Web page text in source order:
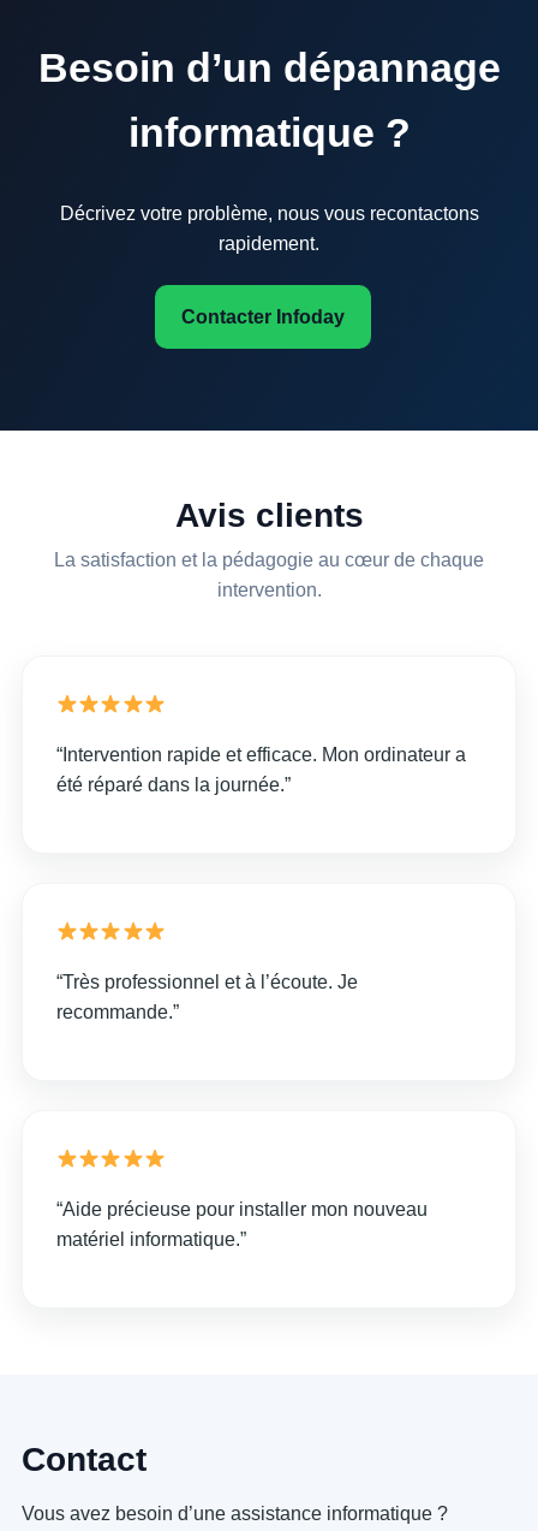
Besoin d’un dépannage
informatique ?
Décrivez votre problème, nous vous recontactons
rapidement.
Contacter Infoday
Avis clients
La satisfaction et la pédagogie au cœur de chaque
intervention.
“Intervention rapide et efficace. Mon ordinateur a
été réparé dans la journée.”
“Très professionnel et à l’écoute. Je
recommande.”
“Aide précieuse pour installer mon nouveau
matériel informatique.”
Contact
Vous avez besoin d’une assistance informatique ?